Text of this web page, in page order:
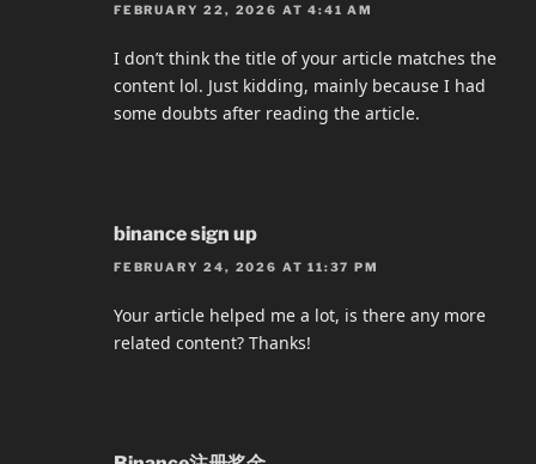
FEBRUARY 22, 2026 AT 4:41 AM
I don’t think the title of your article matches the
content lol. Just kidding, mainly because I had
some doubts after reading the article.
binance sign up
FEBRUARY 24, 2026 AT 11:37 PM
Your article helped me a lot, is there any more
related content? Thanks!